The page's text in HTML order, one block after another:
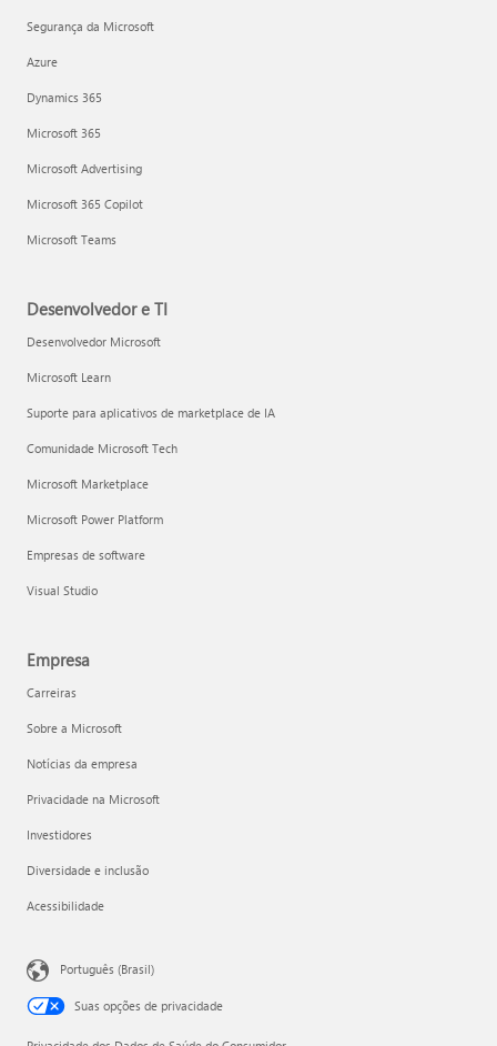
Segurança da Microsoft
Azure
Dynamics 365
Microsoft 365
Microsoft Advertising
Microsoft 365 Copilot
Microsoft Teams
Desenvolvedor e TI
Desenvolvedor Microsoft
Microsoft Learn
Suporte para aplicativos de marketplace de IA
Comunidade Microsoft Tech
Microsoft Marketplace
Microsoft Power Platform
Empresas de software
Visual Studio
Empresa
Carreiras
Sobre a Microsoft
Notícias da empresa
Privacidade na Microsoft
Investidores
Diversidade e inclusão
Acessibilidade
Português (Brasil)
Suas opções de privacidade